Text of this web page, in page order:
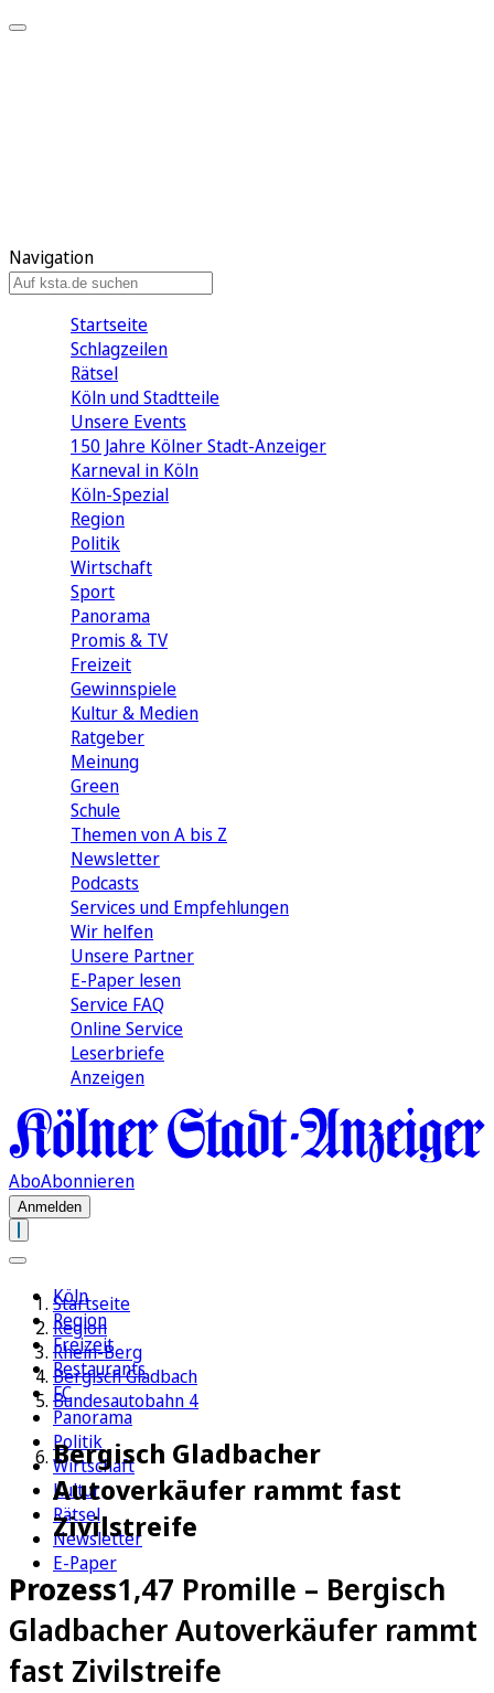
Navigation
Startseite
Schlagzeilen
Rätsel
Köln und Stadtteile
Unsere Events
150 Jahre Kölner Stadt-Anzeiger
Karneval in Köln
Köln-Spezial
Region
Politik
Wirtschaft
Sport
Panorama
Promis & TV
Freizeit
Gewinnspiele
Kultur & Medien
Ratgeber
Meinung
Green
Schule
Themen von A bis Z
Newsletter
Podcasts
Services und Empfehlungen
Wir helfen
Unsere Partner
E-Paper lesen
Service FAQ
Online Service
Leserbriefe
Anzeigen
AboAbonnieren
Anmelden
Köln
Region
Freizeit
Restaurants
FC
Panorama
Politik
Wirtschaft
Kultur
Rätsel
Newsletter
E-Paper
Startseite
Region
Rhein-Berg
Bergisch Gladbach
Bundesautobahn 4
Bergisch Gladbacher
Autoverkäufer rammt fast
Zivilstreife
Prozess1,47 Promille – Bergisch
Gladbacher Autoverkäufer rammt
fast Zivilstreife